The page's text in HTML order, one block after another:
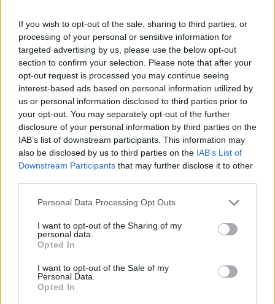
If you wish to opt-out of the sale, sharing to third parties, or
processing of your personal or sensitive information for
targeted advertising by us, please use the below opt-out
section to confirm your selection. Please note that after your
opt-out request is processed you may continue seeing
interest-based ads based on personal information utilized by
us or personal information disclosed to third parties prior to
your opt-out. You may separately opt-out of the further
disclosure of your personal information by third parties on the
IAB’s list of downstream participants. This information may
also be disclosed by us to third parties on the IAB’s List of
Downstream Participants that may further disclose it to other
Personal Data Processing Opt Outs
I want to opt-out of the Sharing of my
personal data.
Opted In
I want to opt-out of the Sale of my
Personal Data.
Opted In
EQUIPAMENTOS
Regina com corrente para a KTM 1390 Super
Duke RR Track
A Regina Catene Calibrate S.p.A., líder global em sistemas
de transmissão de alto desempenho, estabeleceu uma
parceria técnica com...
POR BEATRIZ ALEXANDRE 3 AGOSTO, 2026